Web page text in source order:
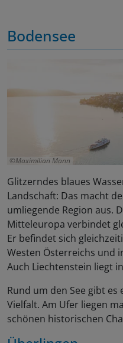
Bodensee
Maximilian Mann
Glitzerndes blaues
Landschaft: Das macht
umliegende Region aus.
Mitteleuropa verbindet
Er befindet sich
Westen Österreichs und
Auch Liechtenstein liegt
Rund um den See gibt
Vielfalt. Am Ufer liegen
schönen historischen